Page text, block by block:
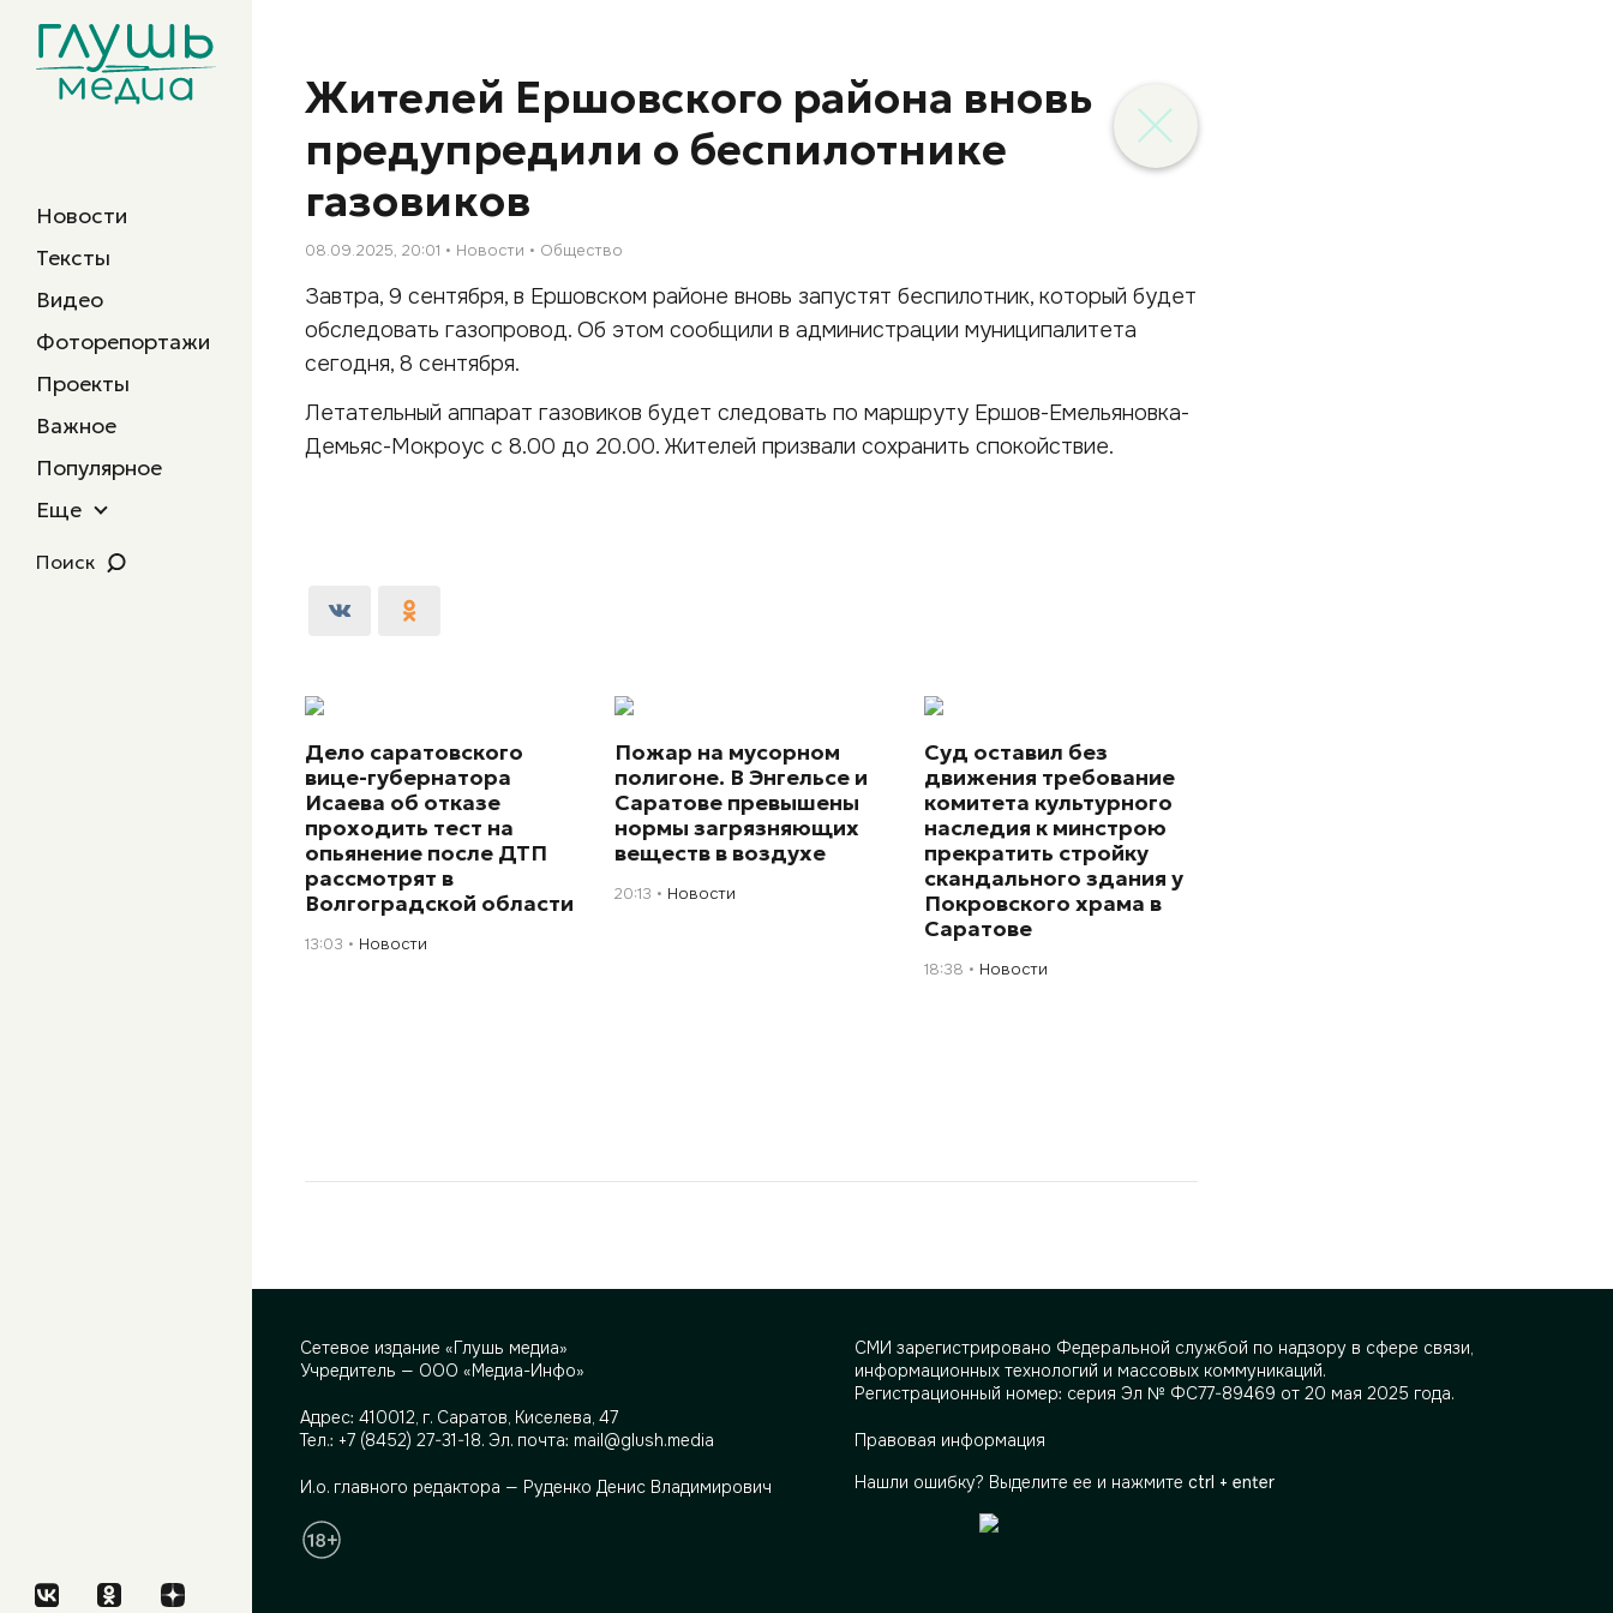
Новости
Тексты
Видео
Фоторепортажи
Проекты
Важное
Популярное
Еще
Поиск
Жителей Ершовского района вновь
предупредили о беспилотнике
газовиков
08.09.2025, 20:01 Новости Общество
Завтра, 9 сентября, в Ершовском районе вновь запустят беспилотник, который будет
обследовать газопровод. Об этом сообщили в администрации муниципалитета
сегодня, 8 сентября.
Летательный аппарат газовиков будет следовать по маршруту Ершов-Емельяновка-
Демьяс-Мокроус с 8.00 до 20.00. Жителей призвали сохранить спокойствие.
Дело саратовского
вице-губернатора
Исаева об отказе
проходить тест на
опьянение после ДТП
рассмотрят в
Волгоградской области
13:03 Новости
Пожар на мусорном
полигоне. В Энгельсе и
Саратове превышены
нормы загрязняющих
веществ в воздухе
20:13 Новости
Суд оставил без
движения требование
комитета культурного
наследия к минстрою
прекратить стройку
скандального здания у
Покровского храма в
Саратове
18:38 Новости
Сетевое издание «Глушь медиа»
Учредитель — ООО «Медиа-Инфо»
Адрес: 410012, г. Саратов, Киселева, 47
Тел.: +7 (8452) 27-31-18. Эл. почта: mail@glush.media
И.о. главного редактора — Руденко Денис Владимирович
СМИ зарегистрировано Федеральной службой по надзору в сфере связи,
информационных технологий и массовых коммуникаций.
Регистрационный номер: серия Эл № ФС77-89469 от 20 мая 2025 года.
Правовая информация
Нашли ошибку? Выделите ее и нажмите ctrl + enter